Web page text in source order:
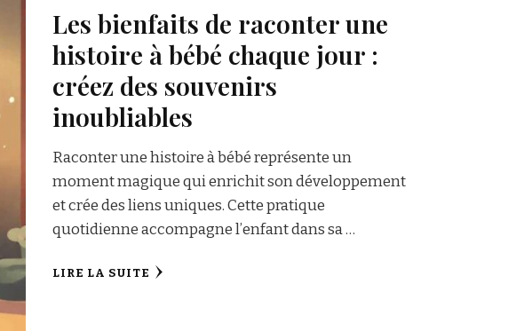
Les bienfaits de raconter une
histoire à bébé chaque jour :
créez des souvenirs
inoubliables
Raconter une histoire à bébé représente un
moment magique qui enrichit son développement
et crée des liens uniques. Cette pratique
quotidienne accompagne l’enfant dans sa …
LIRE LA SUITE